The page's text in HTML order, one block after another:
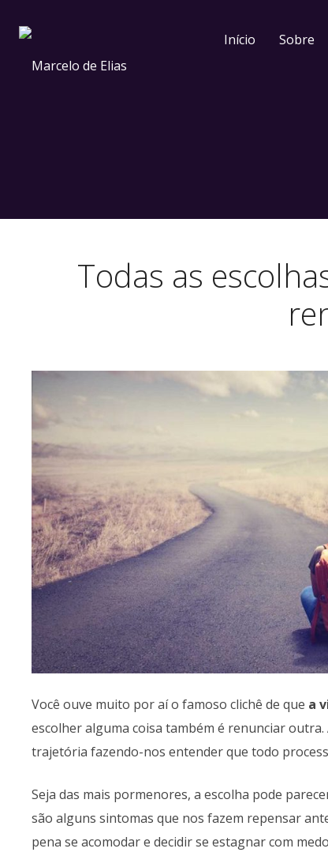
Início Sobre
Todas as
Você ouve muito por aí o famoso clichê de que a
escolher alguma coisa também é renunciar
trajetória fazendo-nos entender que todo
Seja das mais pormenores, a escolha pode
são alguns sintomas que nos fazem repensar
pena se acomodar e decidir se estagnar com